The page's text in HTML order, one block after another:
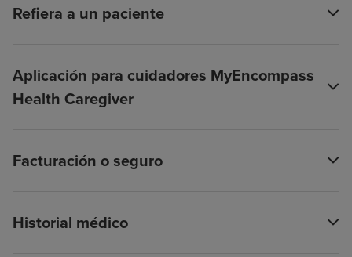
Refiera a un paciente
Aplicación para cuidadores MyEncompass
Health Caregiver
Facturación o seguro
Historial médico